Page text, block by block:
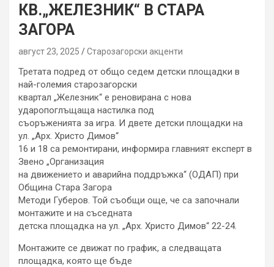
КВ.„ЖЕЛЕЗНИК“ В СТАРА
ЗАГОРА
август 23, 2025 Старозагорски акценти
Третата подред от общо седем детски площадки в
най-големия старозагорски
квартал „Железник“ е реновирана с нова
ударопоглъщаща настилка под
съоръженията за игра. И двете детски площадки на
ул. „Арх. Христо Димов“
16 и 18 са ремонтирани, информира главният експерт в
Звено „Организация
на движението и аварийна поддръжка“ (ОДАП) при
Община Стара Загора
Методи Губеров. Той съобщи още, че са започнали
монтажите и на съседната
детска площадка на ул. „Арх. Христо Димов“ 22-24.
Монтажите се движат по график, а следващата
площадка, която ще бъде